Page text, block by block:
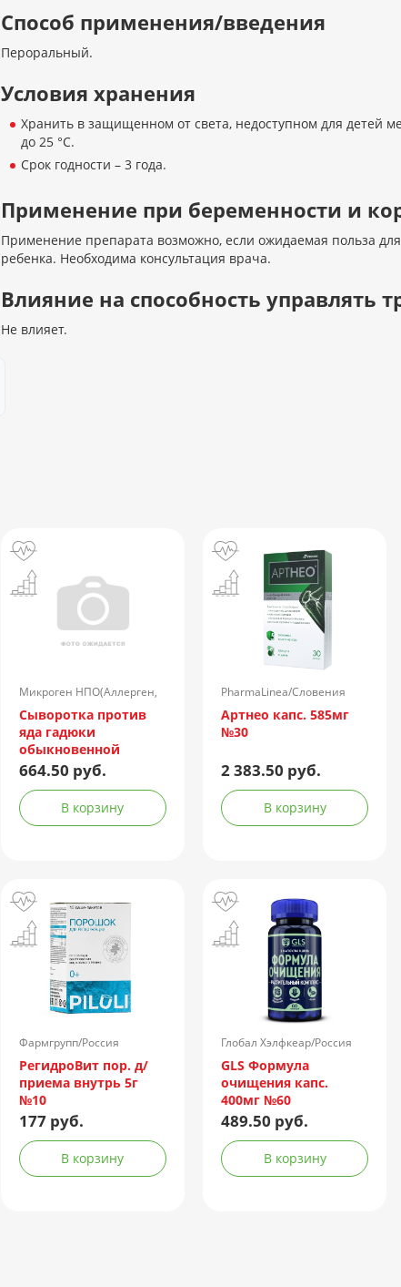
Способ применения/введения
Пероральный.
Условия хранения
Хранить в защищенном от света, недоступном для детей
до 25 °C.
Срок годности – 3 года.
Применение при беременности и
Применение препарата возможно, если ожидаемая польза
ребенка. Необходима консультация врача.
Влияние на способность управлять
Не влияет.
Микроген НПО(Аллерген,
г.Ставрополь)/Россия
Сыворотка против
яда гадюки
обыкновенной
лошадиная
очищенная
концентрированная
жидкая амп.(р-р д/
664.50 руб.
В корзину
PharmaLinea/Словения
Артнео капс. 585мг
№30
2 383.50 руб.
В корзину
Фармгрупп/Россия
РегидроВит пор. д/
приема внутрь 5г
№10
177 руб.
В корзину
Глобал Хэлфкеар/Россия
GLS Формула
очищения капс.
400мг №60
489.50 руб.
В корзину